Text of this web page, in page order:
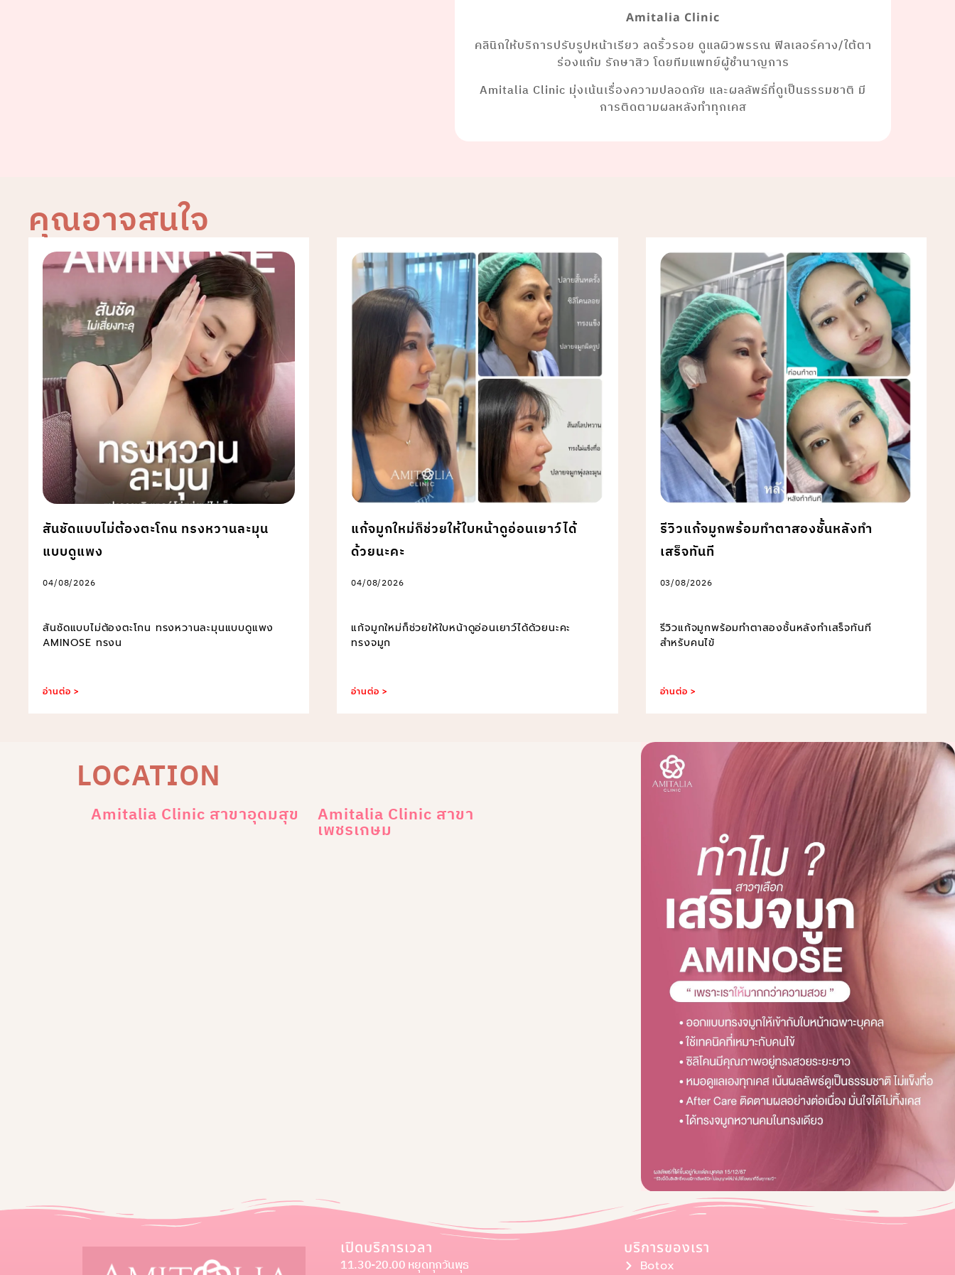
Amitalia Clinic
คลินิกให้บริการปรับรูปหน้าเรียว ลดริ้วรอย ดูแลผิวพรรณ ฟิลเลอร์คาง/ใต้ตา
ร่องแก้ม รักษาสิว โดยทีมแพทย์ผู้ชำนาญการ
Amitalia Clinic มุ่งเน้นเรื่องความปลอดภัย และผลลัพธ์ที่ดูเป็นธรรมชาติ มี
การติดตามผลหลังทำทุกเคส
คุณอาจสนใจ
สันชัดแบบไม่ต้องตะโกน ทรงหวานละมุน
แบบดูแพง
04/08/2026
สันชัดแบบไม่ต้องตะโกน ทรงหวานละมุนแบบดูแพง
AMINOSE ทรงน
อ่านต่อ >
แก้จมูกใหม่ก็ช่วยให้ใบหน้าดูอ่อนเยาว์ได้
ด้วยนะคะ
04/08/2026
แก้จมูกใหม่ก็ช่วยให้ใบหน้าดูอ่อนเยาว์ได้ด้วยนะคะ
ทรงจมูก
อ่านต่อ >
รีวิวแก้จมูกพร้อมทำตาสองชั้นหลังทำ
เสร็จทันที
03/08/2026
รีวิวแก้จมูกพร้อมทำตาสองชั้นหลังทำเสร็จทันที
สำหรับคนไข้
อ่านต่อ >
LOCATION
Amitalia Clinic สาขาอุดมสุข Amitalia Clinic สาขา
เพชรเกษม
เปิดบริการเวลา
11.30-20.00 หยุดทุกวันพุธ
บริการของเรา
Botox